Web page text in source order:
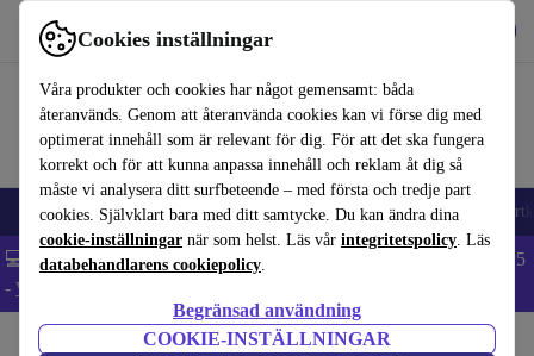
Cookies inställningar
Våra produkter och cookies har något gemensamt: båda
återanvänds. Genom att återanvända cookies kan vi förse dig med
optimerat innehåll som är relevant för dig. För att det ska fungera
korrekt och för att kunna anpassa innehåll och reklam åt dig så
måste vi analysera ditt surfbeteende – med första och tredje part
cookies. Självklart bara med ditt samtycke. Du kan ändra dina
cookie-inställningar när som helst. Läs vår integritetspolicy. Läs
databehandlarens cookiepolicy.
Begränsad användning
COOKIE-INSTÄLLNINGAR
Använd refurbed snabbt och enkelt
🎒 Back to school Mobiltelefoner Bärbara datorer Surfplattor
💻 Extra 5% rabatt på alla MacBooks och laptops - Code: LAPTOP5
- Villkor
Hushåll Möbler